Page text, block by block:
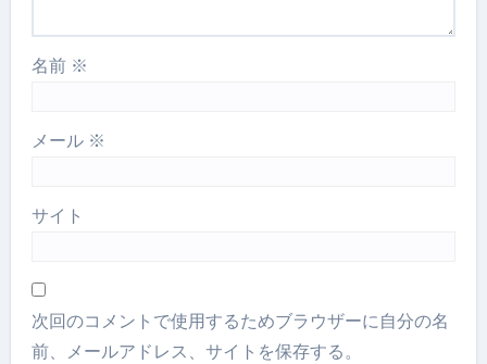
名前 ※
メール ※
サイト
次回のコメントで使用するためブラウザーに自分の名
前、メールアドレス、サイトを保存する。